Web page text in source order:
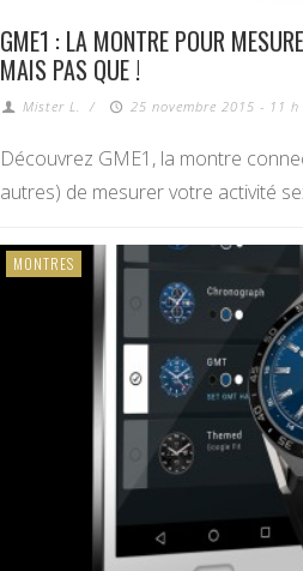
GME1 : LA MONTRE POUR
MAIS PAS QUE !
Mister L. / 25 novembre 2015 - 11 h
Découvrez GME1, la montre
autres) de mesurer votre activité
MONTRES